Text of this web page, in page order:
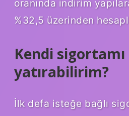
oranında indirim
%32,5 üzerinden
Kendi sigortamı
yatırabilirim?
İlk defa isteğe bağlı